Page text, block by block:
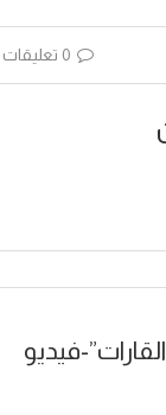
0 تعليقات
فيديو